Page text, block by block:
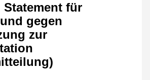
Statement für
gegen
zur